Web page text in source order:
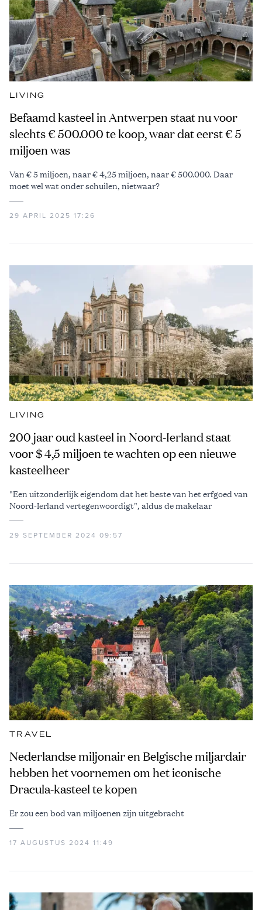
LIVING
Befaamd kasteel in Antwerpen staat nu voor
slechts € 500.000 te koop, waar dat eerst € 5
miljoen was
Van € 5 miljoen, naar € 4,25 miljoen, naar € 500.000. Daar
moet wel wat onder schuilen, nietwaar?
29 APRIL 2025 17:26
LIVING
200 jaar oud kasteel in Noord-Ierland staat
voor $ 4,5 miljoen te wachten op een nieuwe
kasteelheer
"Een uitzonderlijk eigendom dat het beste van het erfgoed van
Noord-Ierland vertegenwoordigt", aldus de makelaar
29 SEPTEMBER 2024 09:57
TRAVEL
Nederlandse miljonair en Belgische miljardair
hebben het voornemen om het iconische
Dracula-kasteel te kopen
Er zou een bod van miljoenen zijn uitgebracht
17 AUGUSTUS 2024 11:49